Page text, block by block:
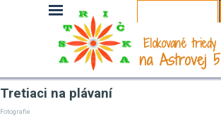
Elokované triedy
na Astrovej 5
Tretiaci na plávaní
Fotografie